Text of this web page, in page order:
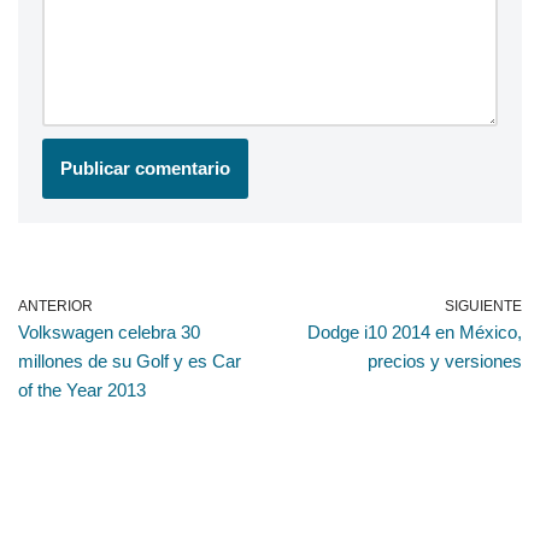
ANTERIOR
Volkswagen celebra 30
millones de su Golf y es Car
of the Year 2013
SIGUIENTE
Dodge i10 2014 en México,
precios y versiones